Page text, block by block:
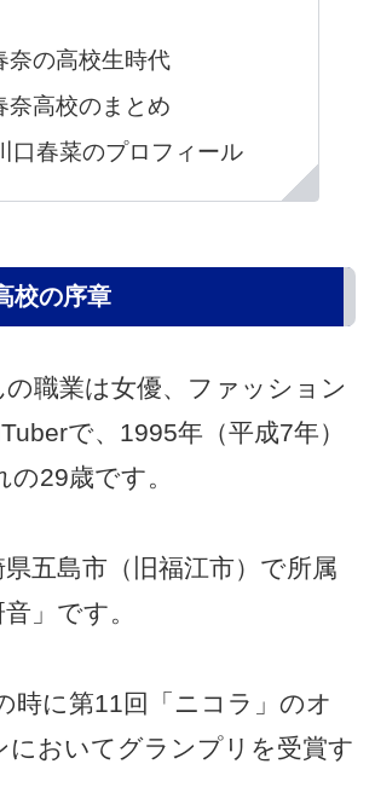
奈の高校生時代
奈高校のまとめ
口春菜のプロフィール
校の序章
の職業は女優、ファッション
で、1995年（平成7年）
29歳です。
五島市（旧福江市）で所属
」です。
時に第11回「ニコラ」のオ
においてグランプリを受賞す